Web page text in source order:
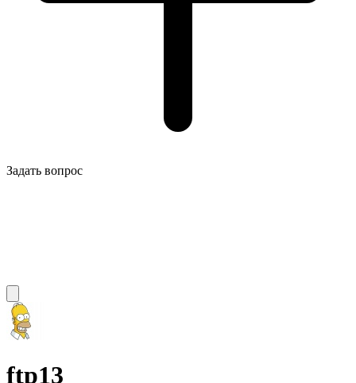
Задать вопрос
ftp13